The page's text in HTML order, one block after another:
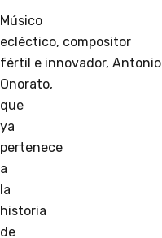
Músico
ecléctico, compositor
fértil e innovador, Antonio
Onorato,
que
ya
pertenece
a
la
historia
de